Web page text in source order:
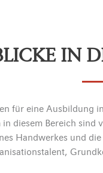
IN
für eine Ausbildung
diesem Bereich
Handwerkes und